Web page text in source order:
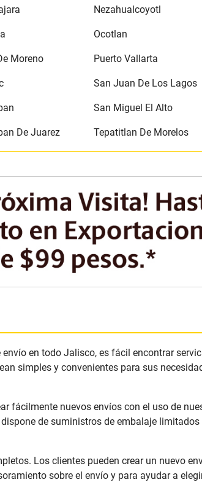
Moreno
De Juarez
Nezahualcoyotl
Ocotlan
Puerto Vallarta
San Juan De Los Lagos
San Miguel El Alto
Tepatitlan De Morelos
en todo Jalisco, es fácil encontrar
simples y convenientes para sus
fácilmente nuevos envíos con el uso de
de suministros de embalaje
Los clientes pueden crear un nuevo
sobre el envío y para ayudar a